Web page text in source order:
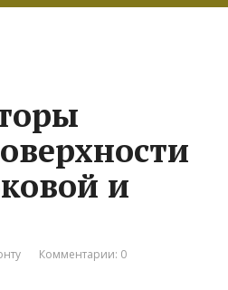
и
Комментарии: 0